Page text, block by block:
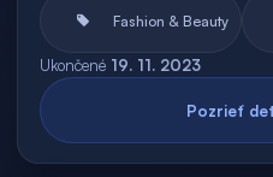
Fashion & Beauty
Ukončené 19. 11. 2023
Pozrieť